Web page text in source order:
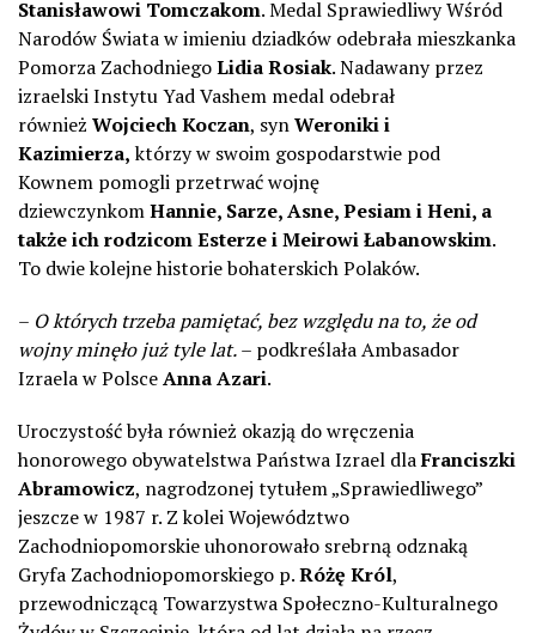
Stanisławowi Tomczakom. Medal Sprawiedliwy Wśród
Narodów Świata w imieniu dziadków odebrała mieszkanka
Pomorza ZachodniegoLidia Rosiak. Nadawany przez
izraelski Instytu Yad Vashem medal odebrał
również Wojciech Koczan, synWeroniki i
Kazimierza,którzy w swoim gospodarstwie pod
Kownem pomogli przetrwać wojnę
dziewczynkomHannie, Sarze, Asne, Pesiam i Heni, a
także ich rodzicom Esterze i Meirowi Łabanowskim.
To dwie kolejne historie bohaterskich Polaków.
– O których trzeba pamiętać, bez względu na to, że od
wojny minęło już tyle lat.– podkreślała Ambasador
Izraela w PolsceAnna Azari.
Uroczystość była również okazją do wręczenia
honorowego obywatelstwa Państwa Izrael dlaFranciszki
Abramowicz, nagrodzonej tytułem „Sprawiedliwego”
jeszcze w 1987 r. Z kolei Województwo
Zachodniopomorskie uhonorowało srebrną odznaką
Gryfa Zachodniopomorskiego p.Różę Król,
przewodniczącą Towarzystwa Społeczno-Kulturalnego